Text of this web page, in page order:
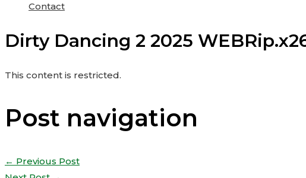
Contact
Dirty Dancing 2 2025
This content is restricted.
Post navigation
← Previous Post